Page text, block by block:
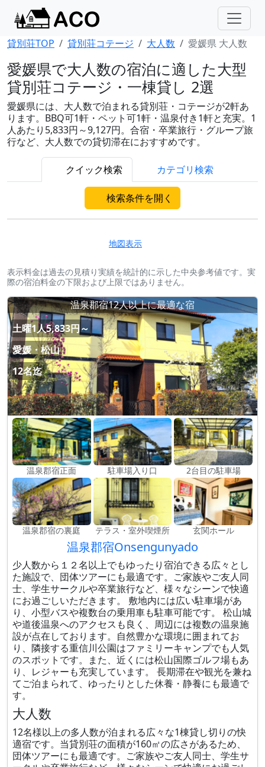
貸別荘TOP 貸別荘コテージ 大人数 愛媛県 大人数
愛媛県で大人数の宿泊に適した大型
貸別荘コテージ・一棟貸し 2選
愛媛県には、大人数で泊まれる貸別荘・コテージが2軒あ
ります。BBQ可1軒・ペット可1軒・温泉付き1軒と充実。1
人あたり5,833円～9,127円。合宿・卒業旅行・グループ旅
行など、大人数での貸切滞在におすすめです。
クイック検索 カテゴリ検索
検索条件を開く
地図表示
表示料金は過去の見積り実績を統計的に示した中央参考値です。実
際の宿泊料金の下限および上限ではありません。
温泉郡宿12人以上に最適な宿
土曜1人5,833円～
愛媛・松山
12名迄
温泉郡宿正面 駐車場入り口 2台目の駐車場
温泉郡宿の裏庭 テラス・室外喫煙所 玄関ホール
温泉郡宿Onsengunyado
少人数から１２名以上でもゆったり宿泊できる広々とし
た施設で、団体ツアーにも最適です。ご家族やご友人同
士、学生サークルや卒業旅行など、様々なシーンで快適
にお過ごしいただきます。 敷地内には広い駐車場があ
り、小型バスや複数台の乗用車も駐車可能です。 松山城
や道後温泉へのアクセスも良く、周辺には複数の温泉施
設が点在しております。自然豊かな環境に囲まれてお
り、隣接する重信川公園はファミリーキャンプでも人気
のスポットです。また、近くには松山国際ゴルフ場もあ
り、レジャーも充実しています。 長期滞在や観光を兼ね
てご泊まられて、ゆったりとした休養・静養にも最適で
す。
大人数
12名様以上の多人数が泊まれる広々な1棟貸し切りの快
適宿です。当貸別荘の面積が160㎡の広さがあるため、
団体ツアーにも最適です。ご家族やご友人同士、学生サ